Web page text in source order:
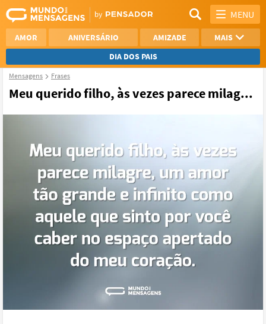
MENU
AMOR ANIVERSÁRIO AMIZADE
MAIS
DIA DOS PAIS
REFLEXÃO
AGRADECIMENTO
Mensagens Frases
Meu querido filho, às vezes parece milag...